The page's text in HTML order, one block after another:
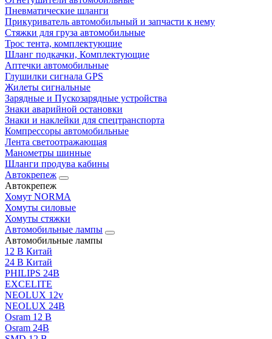
Пневматические шланги
Прикуриватель автомобильный и запчасти к нему
Стяжки для груза автомобильные
Трос тента, комплектующие
Шланг подкачки, Комплектующие
Аптечки автомобильные
Глушилки сигнала GPS
Жилеты сигнальные
Зарядные и Пускозарядные устройства
Знаки аварийной остановки
Знаки и наклейки для спецтранспорта
Компрессоры автомобильные
Лента светоотражающая
Манометры шинные
Шланги продува кабины
Автокрепеж
Автокрепеж
Хомут NORMA
Хомуты силовые
Хомуты стяжки
Автомобильные лампы
Автомобильные лампы
12 В Китай
24 В Китай
PHILIPS 24В
EXCELITE
NEOLUX 12v
NEOLUX 24В
Osram 12 В
Osram 24В